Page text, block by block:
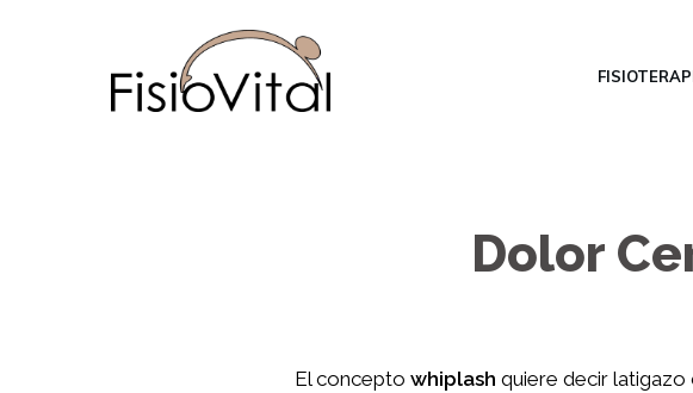
Dolor
El concepto whiplash quiere decir latigazo